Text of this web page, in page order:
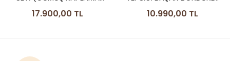
ÇAY TEPSISI VE 6 ADET
ÇAY TABAĞI) İNGİLİZ
17.900,00 TL
MODEL
10.990,00 TL